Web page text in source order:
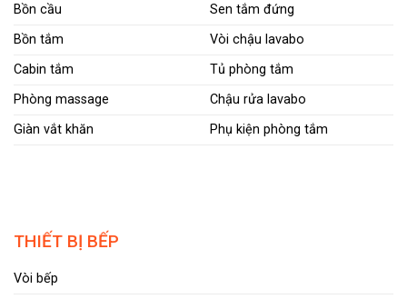
Bồn cầu
Sen tắm đứng
Bồn tắm
Vòi chậu lavabo
Cabin tắm
Tủ phòng tắm
Phòng massage
Chậu rửa lavabo
Giàn vắt khăn
Phụ kiện phòng tắm
THIẾT BỊ BẾP
Vòi bếp